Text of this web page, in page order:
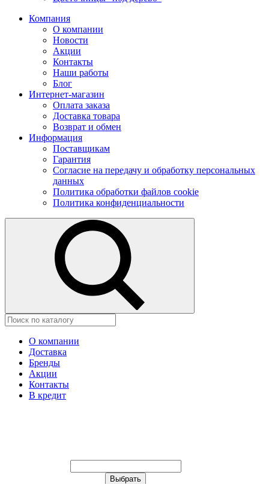
Компания
О компании
Новости
Акции
Контакты
Наши работы
Блог
Интернет-магазин
Оплата заказа
Доставка товара
Возврат и обмен
Информация
Поставщикам
Гарантия
Согласие на передачу и обработку персональных
данных
Политика обработки файлов cookie
Политика конфиденциальности
О компании
Доставка
Бренды
Акции
Контакты
В кредит